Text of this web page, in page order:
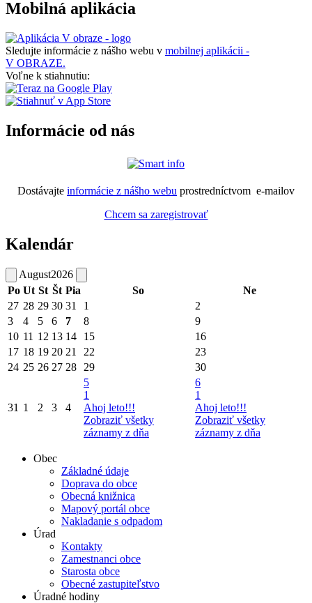
Mobilná aplikácia
Sledujte informácie z nášho webu v mobilnej aplikácii -
V OBRAZE.
Voľne k stiahnutiu:
Informácie od nás
Dostávajte informácie z nášho webu prostredníctvom e-mailov
Chcem sa zaregistrovať
Kalendár
August2026
Po Ut St Št Pia So
Ne
27 28 29 30 31 1
2
3
4 5 6 7 8
9
10 11 12 13 14 15
16
17 18 19 20 21 22
23
24 25 26 27 28 29 30
31 1 2 3 4
5
1
Ahoj leto!!!
Zobraziť všetky
záznamy z dňa
6
1
Ahoj leto!!!
Zobraziť všetky
záznamy z dňa
Obec
Základné údaje
Doprava do obce
Obecná knižnica
Mapový portál obce
Nakladanie s odpadom
Úrad
Kontakty
Zamestnanci obce
Starosta obce
Obecné zastupiteľstvo
Úradné hodiny